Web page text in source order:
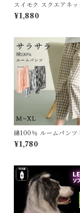
スイモク スクエアネッ
トソー Tシャツ レディ
ップス リブ デイリー
れ 透けにくい 透けな
ス スーツ シンプル カー
22192【水沐良品】
¥1,880
綿100％ ルームパンツ
チェック柄 パジャマ 快
着 ポケット付き 八分丈
愛い オシャレ 寝巻き
い 綿 コットン
モク 【水沐良品】
¥1,780